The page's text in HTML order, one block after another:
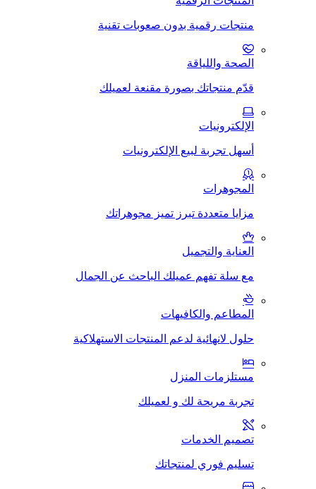
منتجات رقمية بدون صعوبات تقنية
الصحة واللياقة
قدّم منتجاتك بصورة مقنعة لعميلك
الإلكترونيات
أسهل تجربة لبيع الإلكترونيات
المجوهرات
مزايا متعددة تبرز تميز مجوهراتك
العناية والتجميل
مع سلة تفهم عميلك الباحث عن الجمال
المطاعم والكافيهات
حلول لانهائية لدعم المنتجات الاستهلاكية
مستلزمات المنزل
تجربة مريحة لك و لعميلك
تصميم الخدمات
تسليم فوري لمنتجاتك